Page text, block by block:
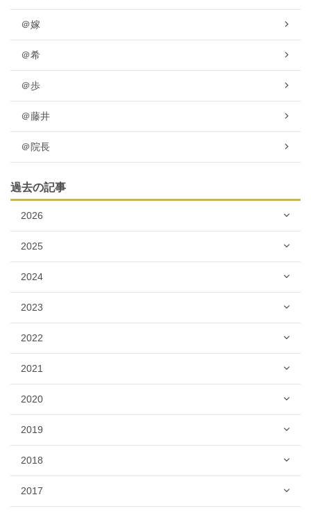
＠嫁
＠希
＠歩
＠藤井
＠院長
過去の記事
2026
2025
2024
2023
2022
2021
2020
2019
2018
2017